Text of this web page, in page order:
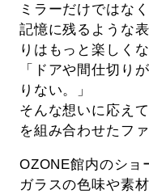
ミラーだけではな
記憶に残るような
りはもっと楽しく
「ドアや間仕切り
りない。」
そんな想いに応え
を組み合わせたフ
OZONE館内のショ
ガラスの色味や素